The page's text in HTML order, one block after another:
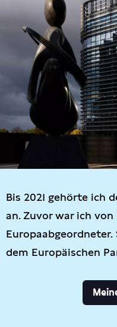
Bis 2021 gehörte ich
an. Zuvor war ich von
dem Europäischen